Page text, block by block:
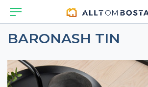
BARONASH TIN